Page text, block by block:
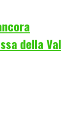
della Val